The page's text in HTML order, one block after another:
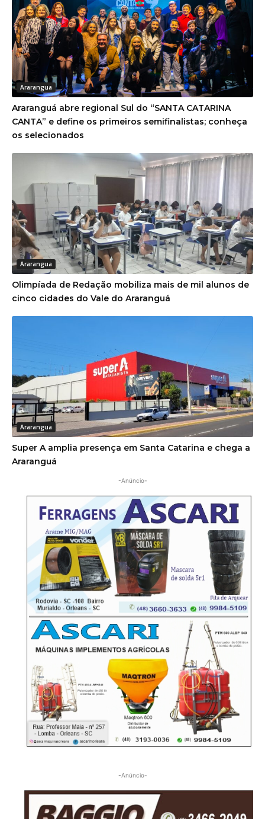
Ararangua
Araranguá abre regional Sul do “SANTA CATARINA
CANTA” e define os primeiros semifinalistas; conheça
os selecionados
Ararangua
Olimpíada de Redação mobiliza mais de mil alunos de
cinco cidades do Vale do Araranguá
Ararangua
Super A amplia presença em Santa Catarina e chega a
Araranguá
-Anúncio-